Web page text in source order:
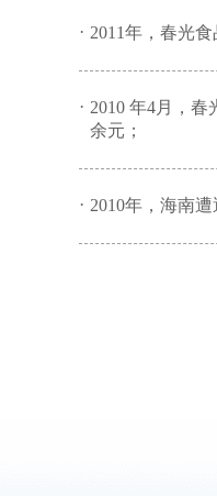
· 2011年，春
· 2010 年4月，
余元；
· 2010年，海